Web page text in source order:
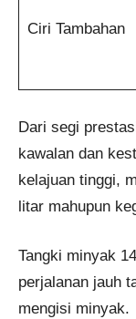
Ciri Tambahan
Dari segi
kawalan dan
kelajuan tinggi,
litar mahupun
Tangki minyak
perjalanan jauh
mengisi minyak.